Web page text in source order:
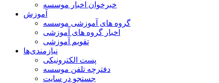
خبرخوان اخبار موسسه
آموزش
گروه های آموزشی موسسه
اخبار گروه های آموزشی
تقویم آموزشی
نیازمندی‌ها
پست الکترونیکی
دفترچه تلفن موسسه
جستجو در سایت